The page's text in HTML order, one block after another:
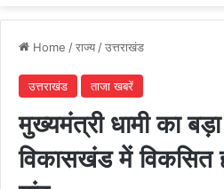
Home /राज्य/उत्तराखंड
उत्तराखंड ताजा खबरें
मुख्यमंत्री धामी का
विकासखंड में विकसित